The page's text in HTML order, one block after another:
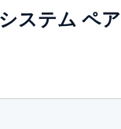
ステム ペア